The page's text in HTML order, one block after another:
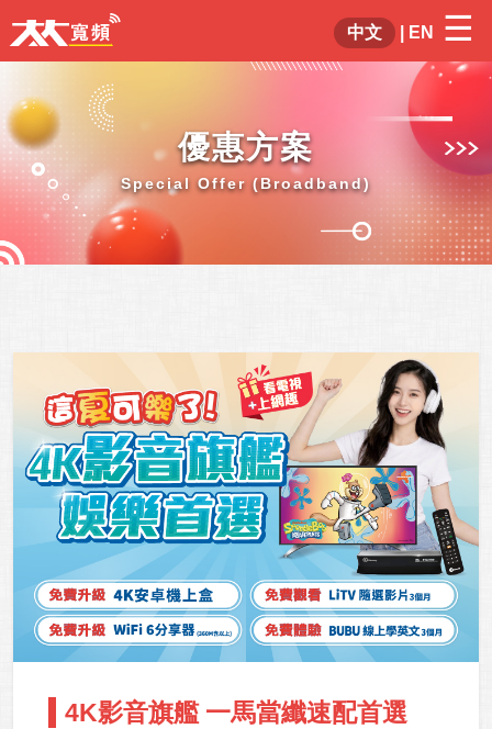
☰
中文 EN ×
優惠方案
Special Offer (Broadband)
4K影音旗艦 一馬當纖速配首選